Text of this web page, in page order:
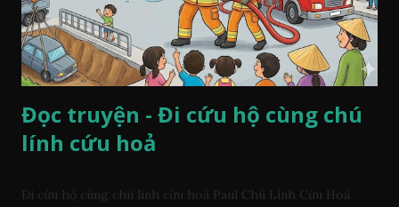
Đọc truyện - Đi cứu hộ cùng chú
lính cứu hoả
Đi cứu hộ cùng chú lính cứu hoả Paul Chú Lính Cứu Hoả